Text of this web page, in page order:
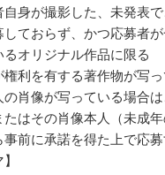
身が撮影した、未発表
しておらず、かつ応募者
るオリジナル作品に限る
利を有する著作物が写っ
の肖像が写っている場合
たはその肖像本人（未成
事前に承諾を得た上で応募